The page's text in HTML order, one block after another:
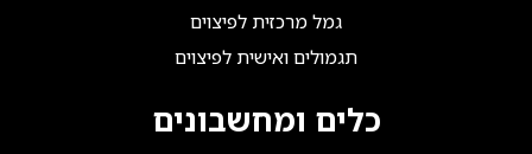
גמל מרכזית לפיצוים
תגמולים ואישית לפיצוים
כלים ומחשבונים